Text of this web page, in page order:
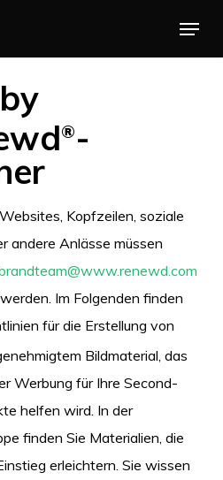
Menu
®-
Kopfzeilen, soziale
andere Anlässe müssen
Im Folgenden finden
für die Erstellung von
Bildmaterial, das
Werbung für Ihre Second-
helfen wird. In der
finden Sie Materialien, die
erleichtern. Sie wissen